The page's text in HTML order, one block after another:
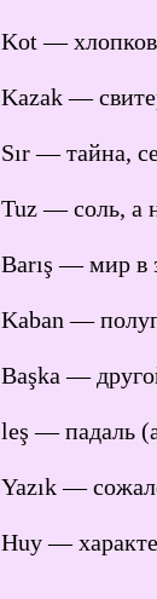
Kot —
Kazak —
Sır — тайна,
Tuz — соль, а
Barış — мир в
Kaban —
Başka —
leş — падаль
Yazık —
Huy —